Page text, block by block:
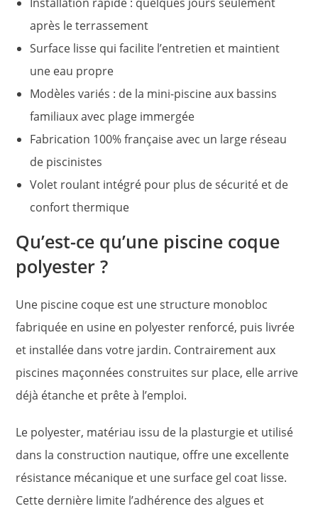
après le terrassement
Surface lisse qui facilite l’entretien et maintient
une eau propre
Modèles variés : de la mini-piscine aux bassins
familiaux avec plage immergée
Fabrication 100% française avec un large réseau
de piscinistes
Volet roulant intégré pour plus de sécurité et de
confort thermique
Qu’est-ce qu’une piscine coque
polyester ?
Une piscine coque est une structure monobloc
fabriquée en usine en polyester renforcé, puis livrée
et installée dans votre jardin. Contrairement aux
piscines maçonnées construites sur place, elle arrive
déjà étanche et prête à l’emploi.
Le polyester, matériau issu de la plasturgie et utilisé
dans la construction nautique, offre une excellente
résistance mécanique et une surface gel coat lisse.
Cette dernière limite l’adhérence des algues et